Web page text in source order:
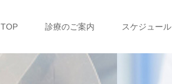
TOP 診療のご案内 スケジュール